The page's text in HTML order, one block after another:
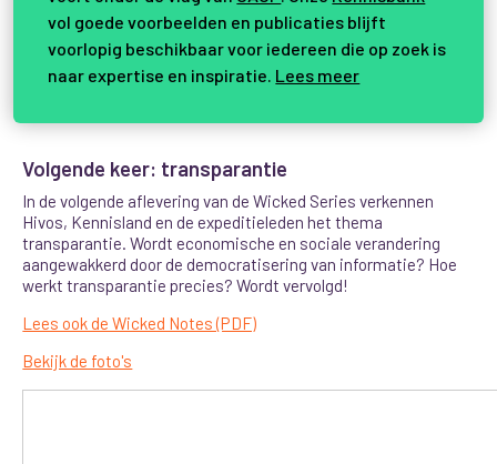
Volgende keer: transparantie
In de volgende aflevering van de Wicked Series verkennen
Hivos, Kennisland en de expeditieleden het thema
transparantie. Wordt economische en sociale verandering
aangewakkerd door de democratisering van informatie? Hoe
werkt transparantie precies? Wordt vervolgd!
Lees ook de Wicked Notes (PDF)
Bekijk de foto's
vol goede voorbeelden en publicaties blijft
voorlopig beschikbaar voor iedereen die op zoek is
naar expertise en inspiratie. Lees meer